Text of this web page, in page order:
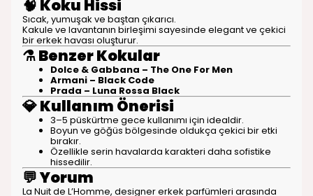
🧠 Koku Hissi
Sıcak, yumuşak ve baştan çıkarıcı.
Kakule ve lavantanın birleşimi sayesinde elegant ve çekici
bir erkek havası oluşturur.
⚗️Benzer Kokular
Dolce & Gabbana – The One For Men
Armani – Black Code
Prada – Luna Rossa Black
💎Kullanım Önerisi
3–5 püskürtme gece kullanımı için idealdir.
Boyun ve göğüs bölgesinde oldukça çekici bir etki
bırakır.
Özellikle serin havalarda karakteri daha sofistike
hissedilir.
💬Yorum
La Nuit de L’Homme, designer erkek parfümleri arasında